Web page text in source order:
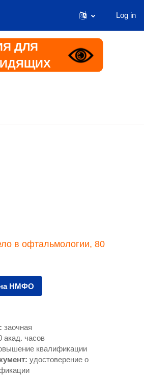
ДЛЯ
Log in
в офтальмологии, 80
на НМФО
: заочная
акад. часов
квалификации
: удостоверение о